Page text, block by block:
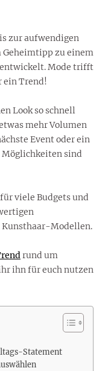
zur aufwendigen
Geheimtipp zu einem
Mode trifft
ein Trend!
Look so schnell
mehr Volumen
Event oder ein
sind
viele Budgets und
Kunsthaar-Modellen.
rund um
ihn für euch nutzen
Statement